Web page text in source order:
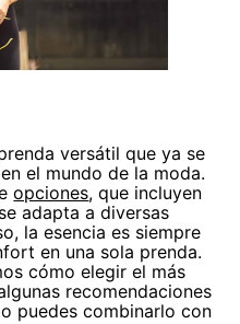
versátil que ya se
el mundo de la moda.
opciones, que incluyen
adapta a diversas
la esencia es siempre
en una sola prenda.
cómo elegir el más
recomendaciones
puedes combinarlo con